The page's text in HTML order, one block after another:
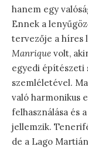
hanem egy
Ennek a
tervezője a híres
Manrique volt,
egyedi építészeti
szemléletével.
való harmonikus
felhasználása és
jellemzik.
de a Lago